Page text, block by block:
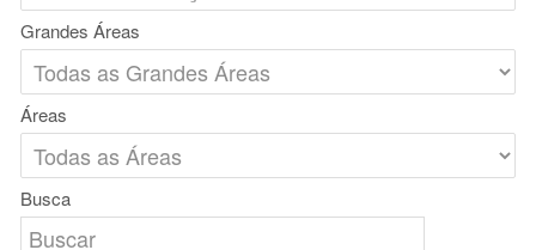
Grandes Áreas
Áreas
Busca